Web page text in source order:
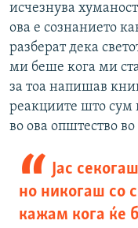
исчезнува
ова е сознанието
разберат дека
ми беше кога ми
за тоа напишав
реакциите што сум
во ова општество
Јас
но никогаш со
кажам кога ќе